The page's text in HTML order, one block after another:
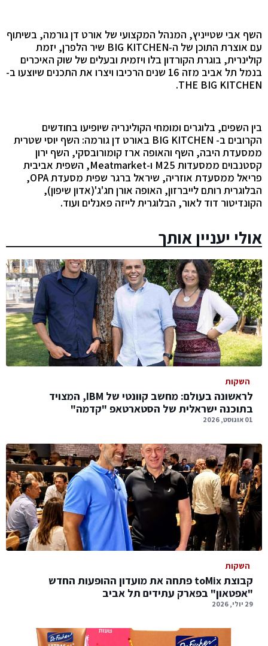
השף אבי שטייניץ, המנהל המקצועי של אורט דן גורמה, בשיתוף
עם אוצרת התוכן של ה-BIG KITCHEN שיר הלפרן, יזמת
קולינרית, בוגרת הקורדון בלו ויזמית ובעלים של שוק האיכרים
בנמל תל אביב מזה 16 שנים הרכיבו ויצרו את התכנים שיוצעו ב-
THE BIG KITCHEN.
בין השפים, בלוגרים ומומחי הקולינריה שיופיעו בחודשים
הקרובים ב- BIG KITCHEN באורט דן גורמה: השף יוסי שטרית
ממסעדת היבה, השף והאופה ארז קומורובסקי, השף ירון
קסטנבוים ממסעדות M25 ו-Meatmarket, השפית אביבית
פריאל ממסעדת אוזריה, שיראל ברגר שפית מסעדת OPA,
הבלוגרית רותם לייברזון, האופה אורן חג'ג'(אדון שיפון),
הקונדיטור דוד לאור, הבלוגרית לייזה פאנלים ועוד.
אולי יעניין אותך
השקות
לראשונה בעולם: מחשב קוונטי של IBM, המצויד
בתוכנה ישראלית של הסטארטאפ "קדמה"
01 אוגוסט, 2026
השקות
קבוצת toMix פתחה את מועדון ההופעות החדש
"אפטאון" בפארק עתידים תל אביב
29 יולי, 2026